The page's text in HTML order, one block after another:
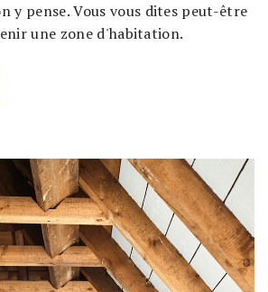
y pense. Vous vous dites peut-être
une zone d'habitation.